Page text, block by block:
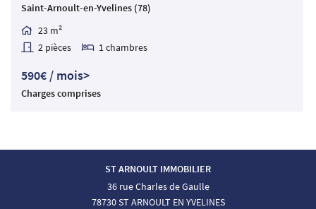
Saint-Arnoult-en-Yvelines (78)
 23 m²
 2 pièces  1 chambres
590€ / mois>
Charges comprises
ST ARNOULT IMMOBILIER
36 rue Charles de Gaulle
78730 ST ARNOULT EN YVELINES